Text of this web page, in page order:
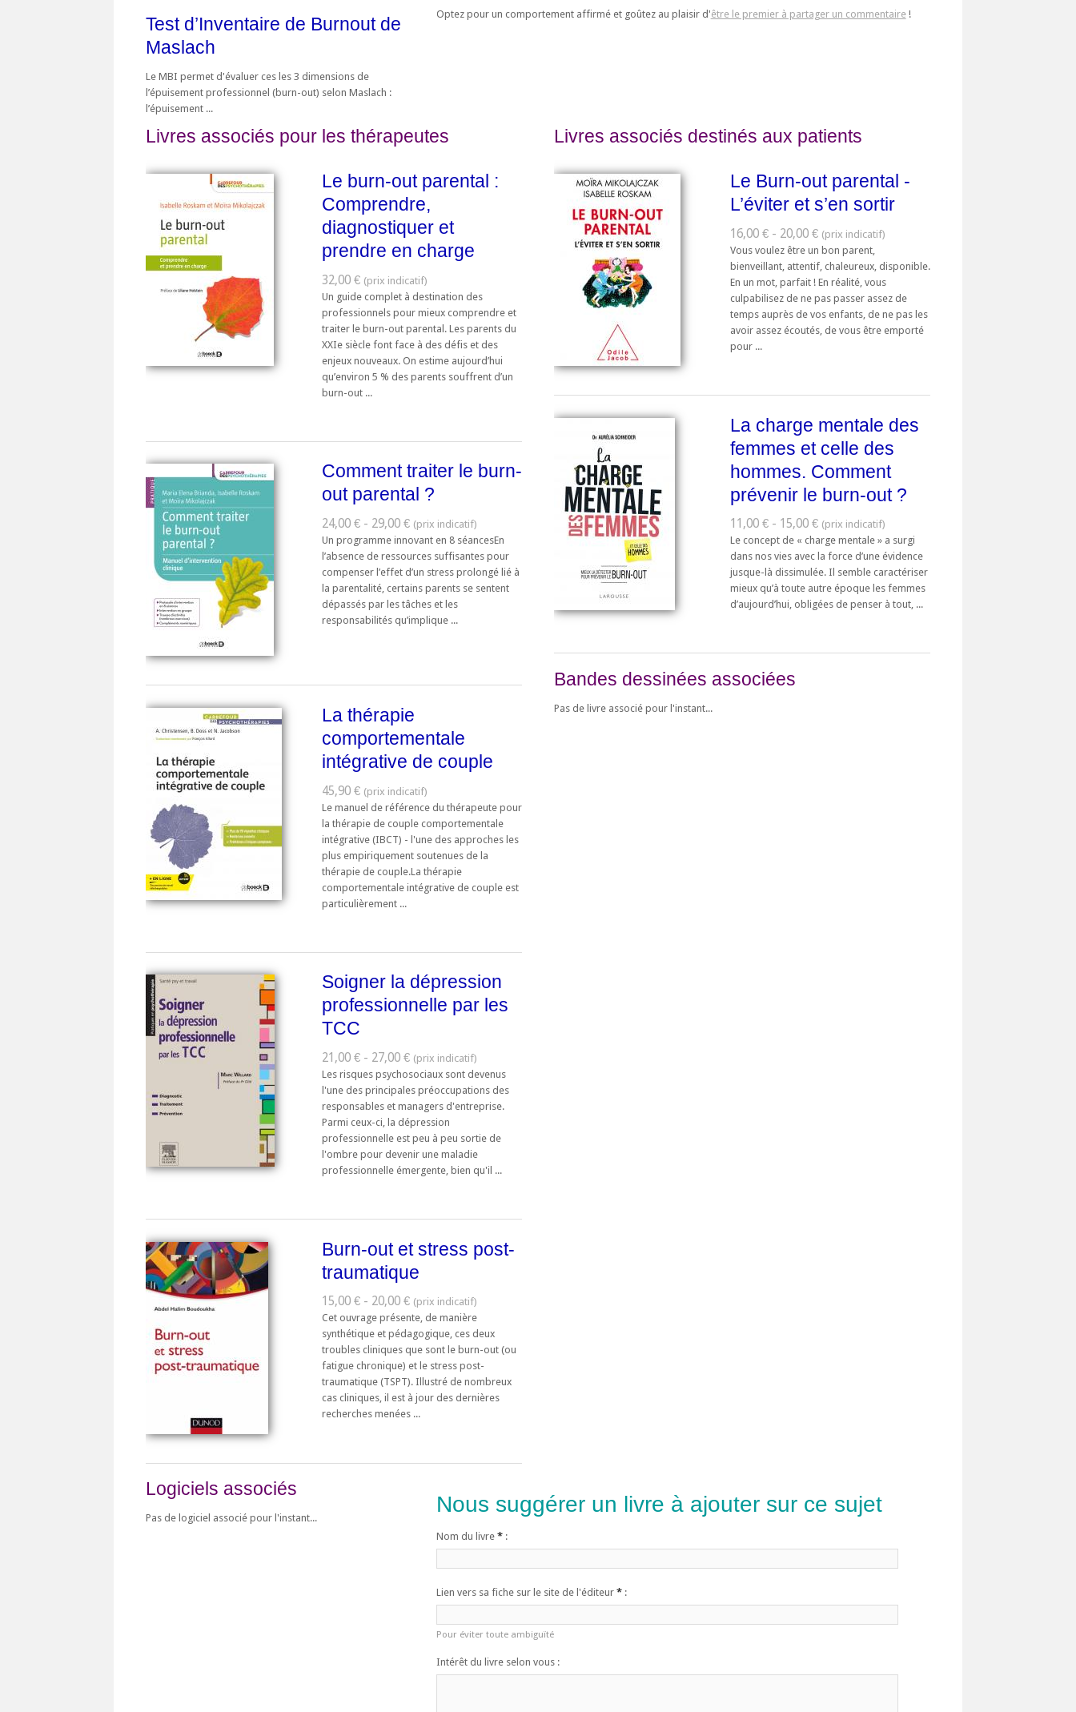
Test d’Inventaire de Burnout de
Maslach
Le MBI permet d'évaluer ces les 3 dimensions de
l’épuisement professionnel (burn-out) selon Maslach :
l’épuisement ...
Optez pour un comportement affirmé et goûtez au plaisir d'être le premier à partager un commentaire!
Livres associés pour les thérapeutes
Le burn-out parental :
Comprendre,
diagnostiquer et
prendre en charge
32,00 €
Un guide complet à destination des
professionnels pour mieux comprendre et
traiter le burn-out parental. Les parents du
XXIe siècle font face à des défis et des
enjeux nouveaux. On estime aujourd’hui
qu’environ 5 % des parents souffrent d’un
burn-out ...
Comment traiter le burn-
out parental ?
24,00 € - 29,00 €
Un programme innovant en 8 séancesEn
l’absence de ressources suffisantes pour
compenser l’effet d’un stress prolongé lié à
la parentalité, certains parents se sentent
dépassés par les tâches et les
responsabilités qu’implique ...
La thérapie
comportementale
intégrative de couple
45,90 €
Le manuel de référence du thérapeute pour
la thérapie de couple comportementale
intégrative (IBCT) - l'une des approches les
plus empiriquement soutenues de la
thérapie de couple.La thérapie
comportementale intégrative de couple est
particulièrement ...
Soigner la dépression
professionnelle par les
TCC
21,00 € - 27,00 €
Les risques psychosociaux sont devenus
l'une des principales préoccupations des
responsables et managers d'entreprise.
Parmi ceux-ci, la dépression
professionnelle est peu à peu sortie de
l'ombre pour devenir une maladie
professionnelle émergente, bien qu'il ...
Burn-out et stress post-
traumatique
15,00 € - 20,00 €
Cet ouvrage présente, de manière
synthétique et pédagogique, ces deux
troubles cliniques que sont le burn-out (ou
fatigue chronique) et le stress post-
traumatique (TSPT). Illustré de nombreux
cas cliniques, il est à jour des dernières
recherches menées ...
Livres associés destinés aux patients
Le Burn-out parental -
L’éviter et s’en sortir
16,00 € - 20,00 €
Vous voulez être un bon parent,
bienveillant, attentif, chaleureux, disponible.
En un mot, parfait ! En réalité, vous
culpabilisez de ne pas passer assez de
temps auprès de vos enfants, de ne pas les
avoir assez écoutés, de vous être emporté
pour ...
La charge mentale des
femmes et celle des
hommes. Comment
prévenir le burn-out ?
11,00 € - 15,00 €
Le concept de « charge mentale » a surgi
dans nos vies avec la force d’une évidence
jusque-là dissimulée. Il semble caractériser
mieux qu’à toute autre époque les femmes
d’aujourd’hui, obligées de penser à tout, ...
Bandes dessinées associées
Pas de livre associé pour l'instant...
Logiciels associés
Pas de logiciel associé pour l'instant...
Nous suggérer un livre à ajouter sur ce sujet
Nom du livre *:
Lien vers sa fiche sur le site de l'éditeur *:
Pour éviter toute ambiguïté
Intérêt du livre selon vous :